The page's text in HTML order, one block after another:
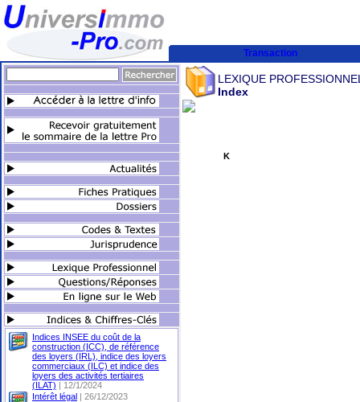
Transaction
Indices INSEE du coût de la
construction (ICC), de référence
des loyers (IRL), indice des loyers
commerciaux (ILC) et indice des
loyers des activités tertiaires
(ILAT) | 12/1/2024
Intérêt légal | 26/12/2023
LEXIQUE
Index
K